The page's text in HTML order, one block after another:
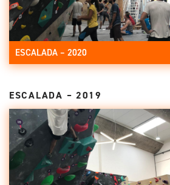
ESCALADA – 2020
ESCALADA – 2019